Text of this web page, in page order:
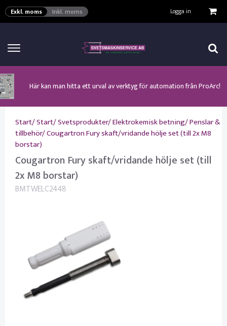
Exkl. moms Inkl. moms Logga in
Klicka här för att se alla våra nuvarande kampanjer!
Här kan man hitta ett urval av verktyg för automation från ProArc!
Nyhet! Lägesställare, rullbockar och längdsvets från ProArc!
Nyhet! Tig-svets från Esab, Rogue ET 230iP AC/DC!
Nyhet! Tig-svets Minarc T 223 AC/DC från Kemppi!
Nyhet! Nya PAPR-enheten från ESAB EPR-X1.1!
Nyhet! MinarcMig 190 Auto och MinarcMig 220 Auto från Kemppi!
Start/Start/Svetsprodukter/Elektrokemisk betning/Penslar &
tillbehör/Cougartron Fury skaft/vridande hölje set (till 2x M8
borstar)
Cougartron Fury skaft/vridande hölje set (till
2x M8 borstar)
BMTWELC2448
VISA VARUKORGEN TILL KASSAN